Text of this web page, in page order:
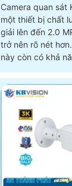
Camera quan sát
một thiết bị chất
giải lên đến 2.0
trở nên rõ nét hơn. Đặc biệt,
này còn có khả